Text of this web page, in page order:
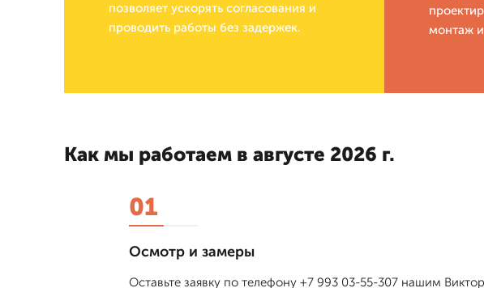
позволяет ускорять согласования и
проводить работы без задержек.
монтаж
Как мы работаем в августе 2026 г.
01
Осмотр и замеры
Оставьте заявку по телефону +7 993 03-55-307 нашим